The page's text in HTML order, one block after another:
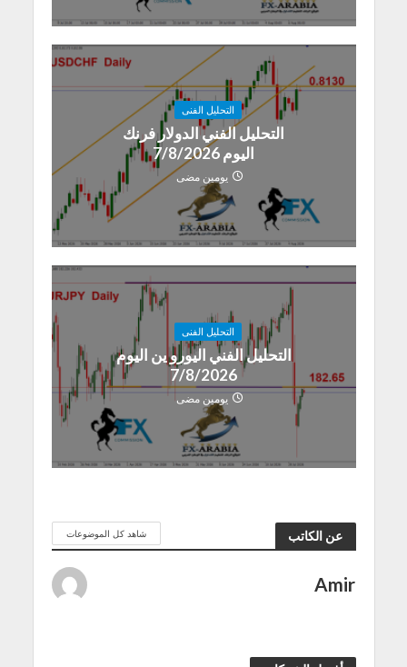
التحليل الفنى
التحليل الفني الدولار فرنك
اليوم 7/8/2026
يومين مضى
التحليل الفنى
التحليل الفني اليورو ين اليوم
7/8/2026
يومين مضى
عن الكاتب شاهد كل الموضوعات
Amir